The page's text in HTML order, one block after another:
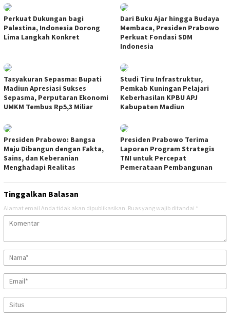
Perkuat Dukungan bagi
Palestina, Indonesia Dorong
Lima Langkah Konkret
Dari Buku Ajar hingga Budaya
Membaca, Presiden Prabowo
Perkuat Fondasi SDM
Indonesia
Tasyakuran Sepasma: Bupati
Madiun Apresiasi Sukses
Sepasma, Perputaran Ekonomi
UMKM Tembus Rp5,3 Miliar
Studi Tiru Infrastruktur,
Pemkab Kuningan Pelajari
Keberhasilan KPBU APJ
Kabupaten Madiun
Presiden Prabowo: Bangsa
Maju Dibangun dengan Fakta,
Sains, dan Keberanian
Menghadapi Realitas
Presiden Prabowo Terima
Laporan Program Strategis
TNI untuk Percepat
Pemerataan Pembangunan
Tinggalkan Balasan
Alamat email Anda tidak akan dipublikasikan. Ruas yang wajib ditandai *